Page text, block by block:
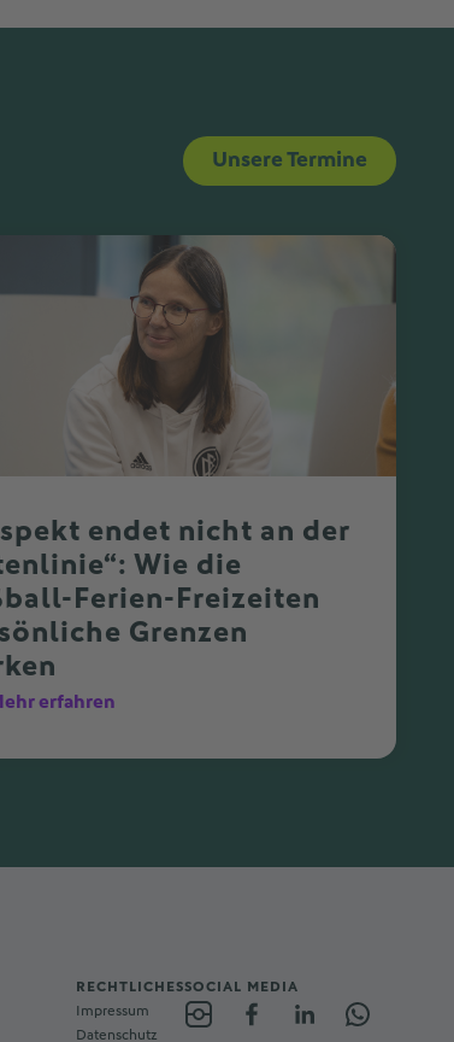
Unsere Termine
endet nicht an der
Wie die
Ferien-Freizeiten
Grenzen
erfahren
RECHTLICHES
Impressum
Datenschutz
SOCIAL MEDIA